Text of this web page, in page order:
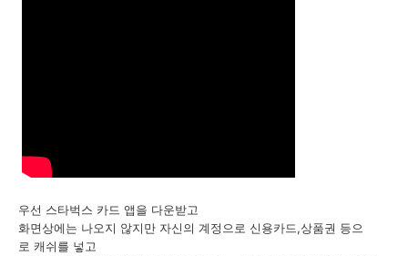
우선 스타벅스 카드 앱을 다운받고
화면상에는 나오지 않지만 자신의 계정으로 신용카드,상품권 등으
로 캐쉬를 넣고